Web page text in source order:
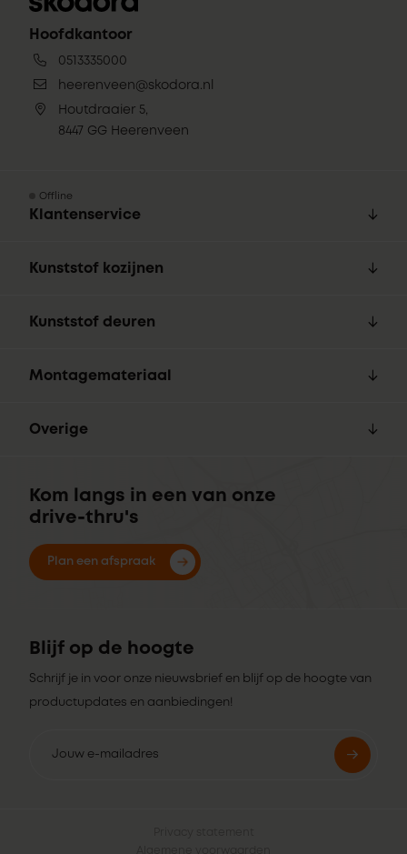
Hoofdkantoor
0513335000
heerenveen@skodora.nl
Houtdraaier 5,
8447 GG Heerenveen
Offline
Klantenservice
Kunststof kozijnen
Kunststof deuren
Montagemateriaal
Overige
Kom langs in een van onze
drive-thru's
Plan een afspraak
Blijf op de hoogte
Schrijf je in voor onze nieuwsbrief en blijf op de hoogte van
productupdates en aanbiedingen!